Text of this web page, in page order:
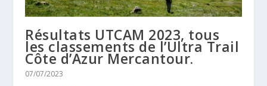
Résultats UTCAM 2023, tous
les classements de l’Ultra Trail
Côte d’Azur Mercantour.
07/07/2023